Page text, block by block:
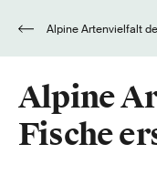
Alpine
Fische